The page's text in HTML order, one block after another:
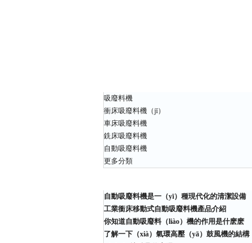
吸廢料機
衝床吸廢料機（jī）
車床吸廢料機
銑床吸廢料機
自動吸廢料機
更多分類
自動吸廢料機是一（yī）種現代化的清潔設備
工業衝床移動式自動吸廢料機產品介紹
你知道自動吸廢料（liào）機的作用是什麽麽
了解一下（xià）氣環高壓（yā）鼓風機的結構